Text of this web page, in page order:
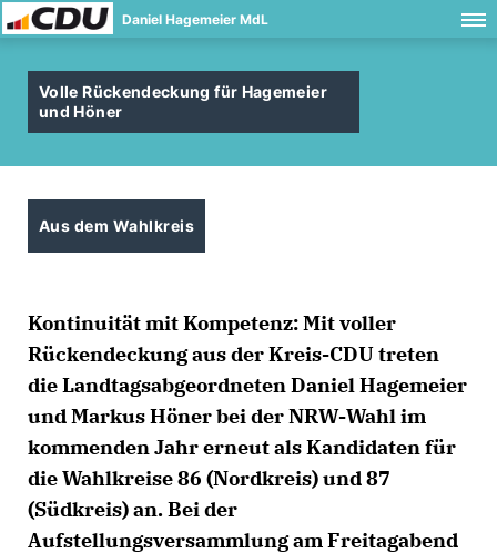
Daniel Hagemeier MdL
Volle Rückendeckung für Hagemeier
und Höner
Aus dem Wahlkreis
Kontinuität mit Kompetenz: Mit voller
Rückendeckung aus der Kreis-CDU treten
die Landtagsabgeordneten Daniel Hagemeier
und Markus Höner bei der NRW-Wahl im
kommenden Jahr erneut als Kandidaten für
die Wahlkreise 86 (Nordkreis) und 87
(Südkreis) an. Bei der
Aufstellungsversammlung am Freitagabend